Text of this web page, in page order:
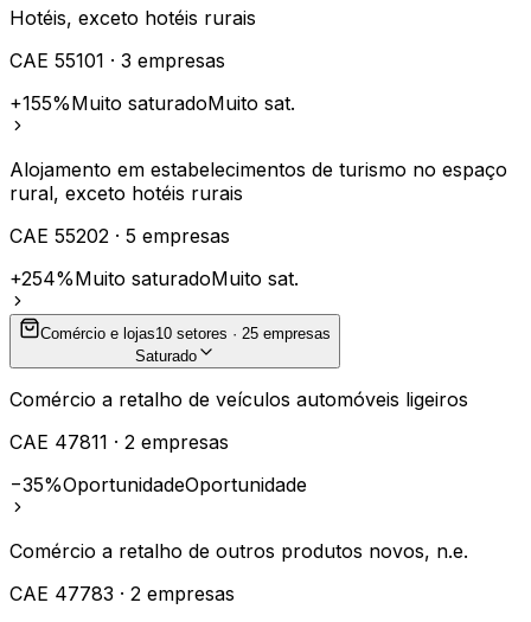
Hotéis, exceto hotéis rurais
CAE 55101 · 3 empresas
+155%Muito saturadoMuito sat.
Alojamento em estabelecimentos de turismo no espaço
rural, exceto hotéis rurais
CAE 55202 · 5 empresas
+254%Muito saturadoMuito sat.
Comércio e lojas10 setores · 25 empresas
Saturado
Comércio a retalho de veículos automóveis ligeiros
CAE 47811 · 2 empresas
−35%OportunidadeOportunidade
Comércio a retalho de outros produtos novos, n.e.
CAE 47783 · 2 empresas